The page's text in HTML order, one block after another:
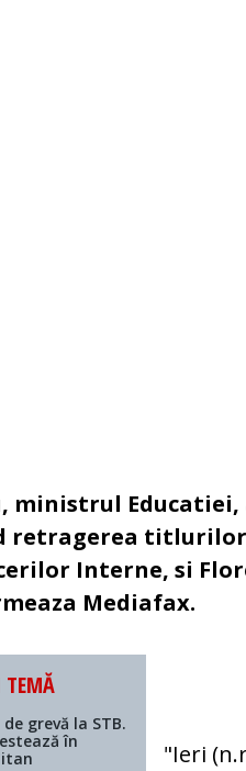
ministrul
retragerea
Interne, si
Mediafax.
TEMĂ
grevă la STB.
în
"Ieri